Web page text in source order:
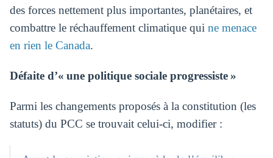
des forces nettement plus importantes, planétaires, et
combattre le réchauffement climatique qui ne menace
en rien le Canada.
Défaite d’« une politique sociale progressiste »
Parmi les changements proposés à la constitution (les
statuts) du PCC se trouvait celui-ci, modifier :